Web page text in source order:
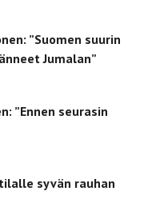
”Suomen suurin
Jumalan”
”Ennen seurasin
syvän rauhan